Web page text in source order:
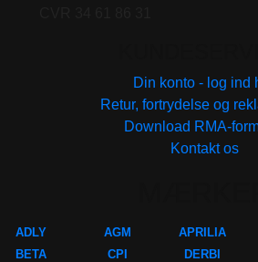
Din konto - log ind
Retur, fortrydelse og
Download RMA-
Kontakt os
ADLY
BETA
AGM
CPI
APRILIA
DERBI